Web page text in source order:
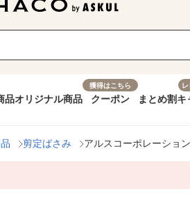
品オリジナル商品
獲得はこちら
クーポン まとめ割キ
剪定ばさみ アルスコーポレーショ